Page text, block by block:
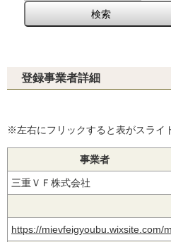
登録事業者詳細
※左右にフリックすると表がスライ
事業者
三重ＶＦ株式会社
https://mievfeigyoubu.wixsite.com/